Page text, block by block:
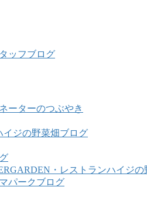
ッフブログ
ーターのつぶやき
イジの野菜畑ブログ
・レストランハイジ
パークブログ